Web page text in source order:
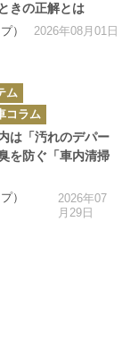
きの正解とは
） 2026年08月01日
ム
コラム
は「汚れのデパー
を防ぐ「車内清掃
ップ）
2026年07
月29日